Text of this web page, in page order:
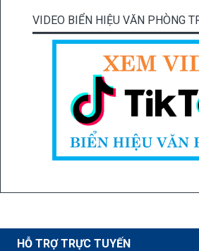
VIDEO BIỂN HIỆU VĂN PHÒNG
HỖ TRỢ TRỰC TUYẾN